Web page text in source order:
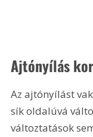
Ajtónyílás
Az ajtónyílást
sík oldalúvá
változtatások